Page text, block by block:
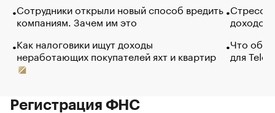
Сотрудники открыли новый способ вредить
компаниям. Зачем им это
Как налоговики ищут доходы
неработающих покупателей яхт и квартир
Стресс
доходов
Что
для
Регистрация ФНС